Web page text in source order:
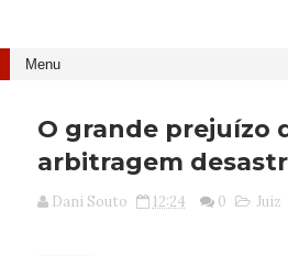
O grande prejuízo
arbitragem
Dani Souto 12:24 0 Juiz